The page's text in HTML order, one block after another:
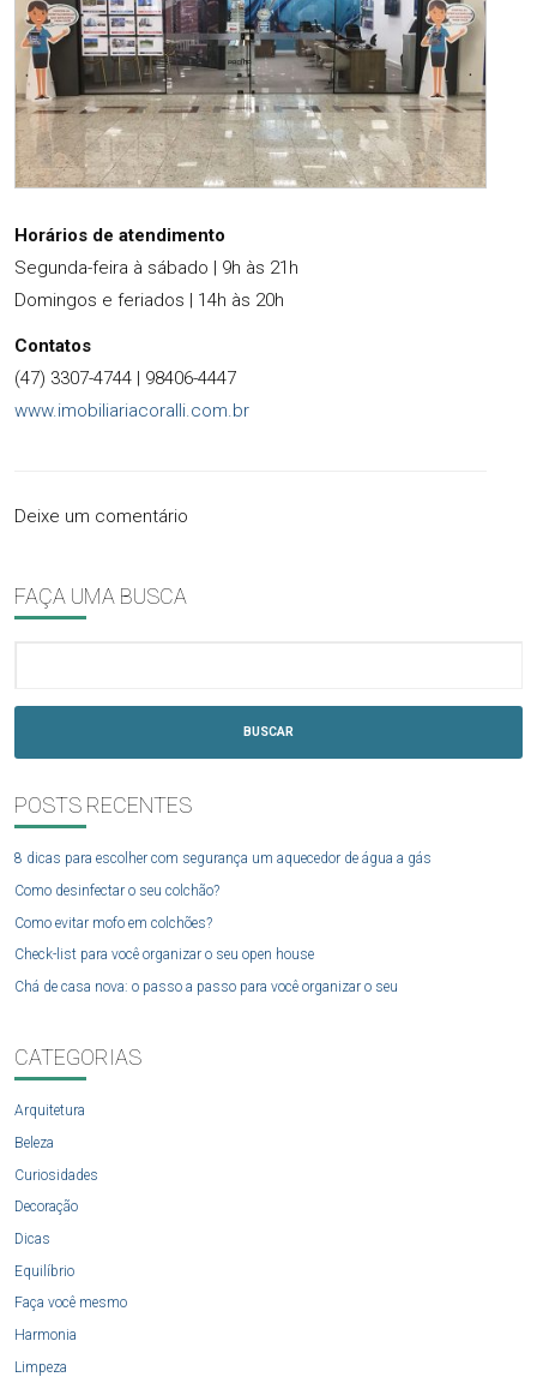
Horários de atendimento
Segunda-feira à sábado | 9h às 21h
Domingos e feriados | 14h às 20h
Contatos
(47) 3307-4744 | 98406-4447
www.imobiliariacoralli.com.br
Deixe um comentário
FAÇA UMA BUSCA
BUSCAR
POSTS RECENTES
8 dicas para escolher com segurança um aquecedor de água a gás
Como desinfectar o seu colchão?
Como evitar mofo em colchões?
Check-list para você organizar o seu open house
Chá de casa nova: o passo a passo para você organizar o seu
CATEGORIAS
Arquitetura
Beleza
Curiosidades
Decoração
Dicas
Equilíbrio
Faça você mesmo
Harmonia
Limpeza